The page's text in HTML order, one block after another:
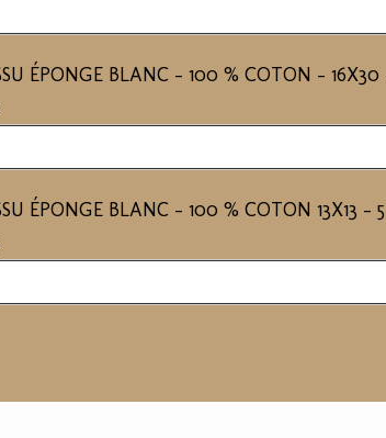
ÉPONGE BLANC - 100 % COTON - 16X30
ÉPONGE BLANC - 100 % COTON 13X13 -